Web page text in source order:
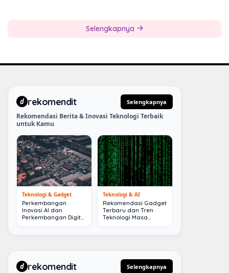
Selengkapnya
d rekomendit Selengkapnya
Rekomendasi Berita & Inovasi Teknologi Terbaik
untuk Kamu
Teknologi & Gadget
Perkembangan
Inovasi AI dan
Perkembangan Digital
Teknologi & AI
Rekomendasi Gadget
Terbaru dan Tren
Teknologi Masa
d rekomendit Selengkapnya